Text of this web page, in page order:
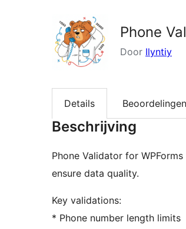
Phone
Door Ilyntiy
Details Beoordelingen
Beschrijving
Phone Validator for
ensure data quality.
Key validations:
* Phone number length limits